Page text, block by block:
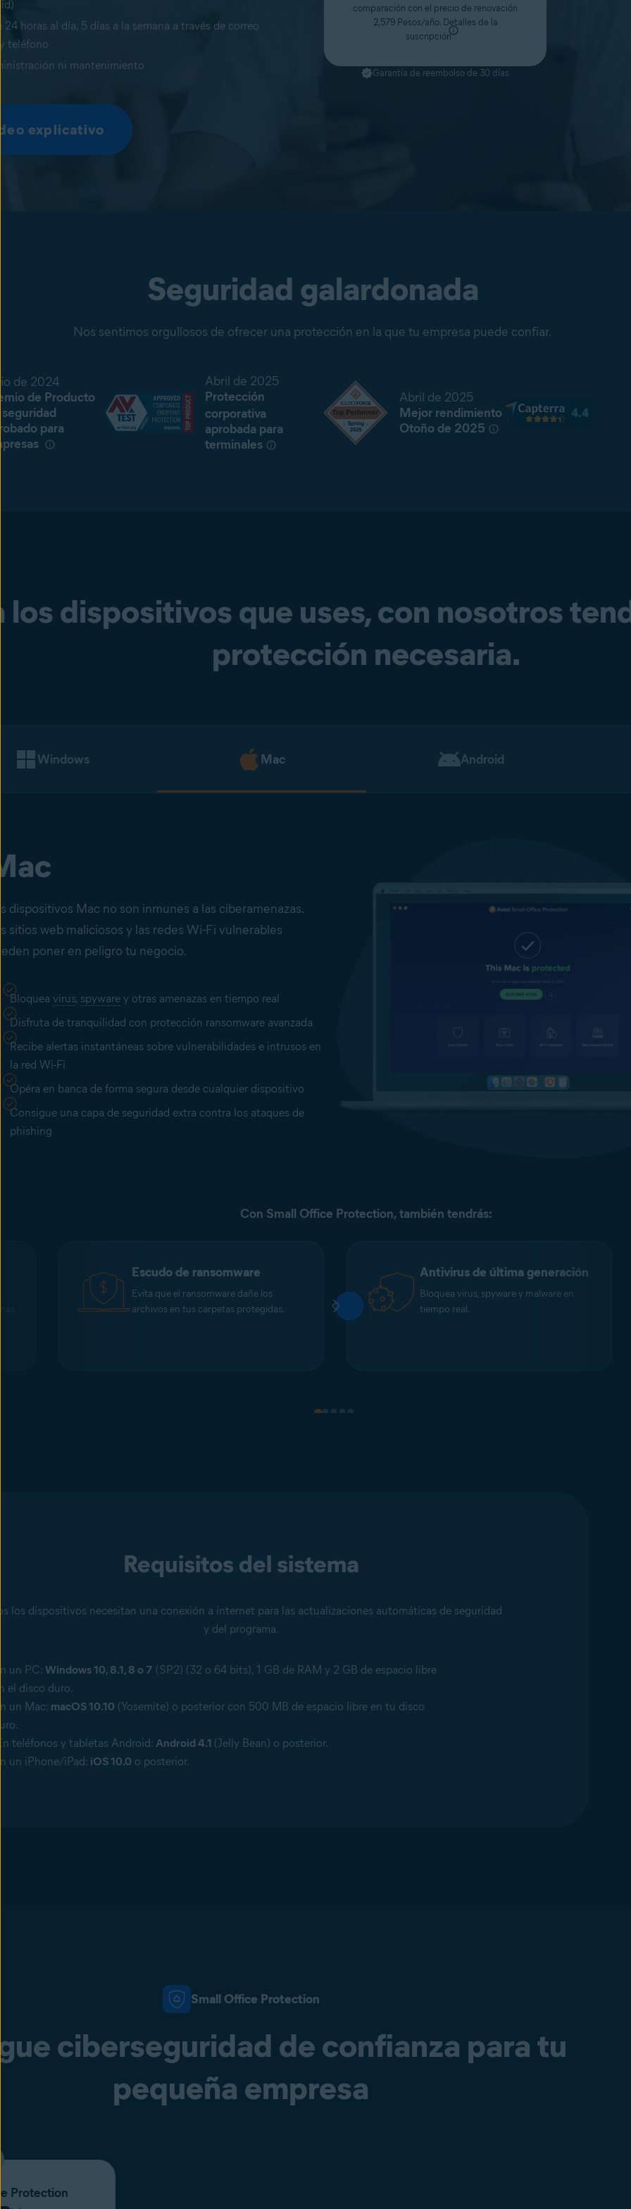
horas al día, 5 días a la semana a través de correo
teléfono
ni mantenimiento
explicativo
comparación con el precio de renovación
2,579 Pesos/año. Detalles de la
suscripción
Garantía de reembolso de 30 días
Seguridad galardonada
Nos sentimos orgullosos de ofrecer una protección en la que tu empresa puede confiar.
de 2024
de Producto
para
Abril de 2025
Protección
corporativa
aprobada para
terminales
Abril de 2025
Mejor rendimiento
Otoño de 2025
los dispositivos que uses, con nosotros
protección necesaria.
Windows Mac Android
dispositivos Mac no son inmunes a las ciberamenazas.
sitios web maliciosos y las redes Wi-Fi vulnerables
poner en peligro tu negocio.
Bloquea virus, spyware y otras amenazas en tiempo real
Disfruta de tranquilidad con protección ransomware avanzada
Recibe alertas instantáneas sobre vulnerabilidades e intrusos en
la red Wi-Fi
Opéra en banca de forma segura desde cualquier dispositivo
Consigue una capa de seguridad extra contra los ataques de
phishing
Con Small Office Protection, también tendrás:
Escudo de ransomware
Evita que el ransomware dañe los
archivos en tus carpetas protegidas.
Antivirus de última generación
Bloquea virus, spyware y malware en
tiempo real.
Requisitos del sistema
los dispositivos necesitan una conexión a internet para las actualizaciones automáticas de seguridad
y del programa.
un PC: Windows 10, 8.1, 8 o 7 (SP2) (32 o 64 bits), 1 GB de RAM y 2 GB de espacio libre
el disco duro.
un Mac: macOS 10.10 (Yosemite) o posterior con 500 MB de espacio libre en tu disco
teléfonos y tabletas Android: Android 4.1 (Jelly Bean) o posterior.
un iPhone/iPad: iOS 10.0 o posterior.
Small Office Protection
ciberseguridad de confianza para tu
pequeña empresa
Protection